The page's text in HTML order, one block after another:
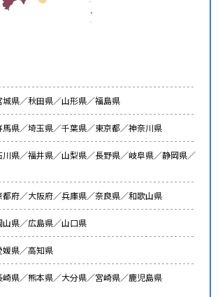
城県／秋田県／山形県／福島県
馬県／埼玉県／千葉県／東京都／神奈川県
川県／福井県／山梨県／長野県／岐阜県／静岡県／
都府／大阪府／兵庫県／奈良県／和歌山県
山県／広島県／山口県
媛県／高知県
崎県／熊本県／大分県／宮崎県／鹿児島県